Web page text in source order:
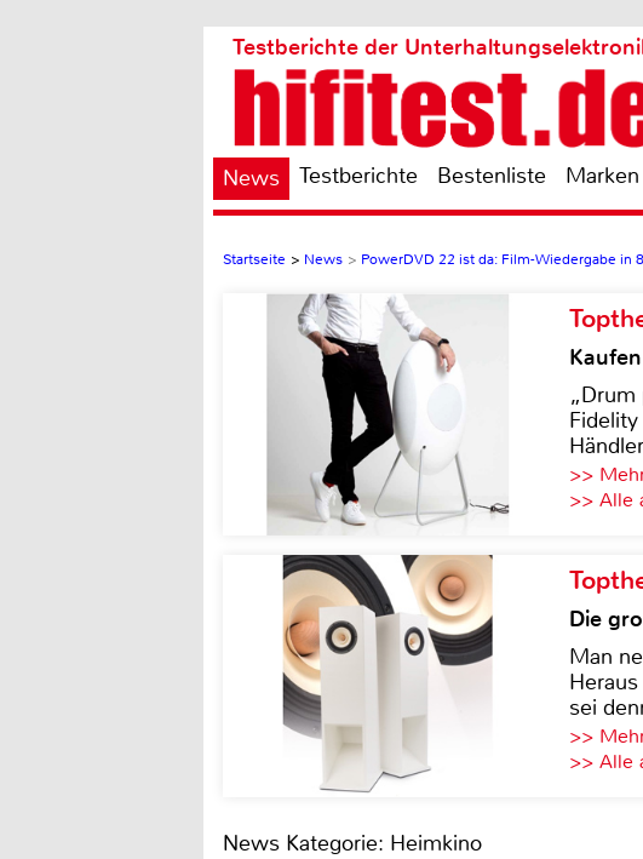
Testberichte der
News Testberichte Bestenliste Marken
Startseite > News > PowerDVD 22 ist da: Film-Wiedergabe in
>>
>> Alle
Die
Man
sei
>>
>> Alle
News Kategorie: Heimkino